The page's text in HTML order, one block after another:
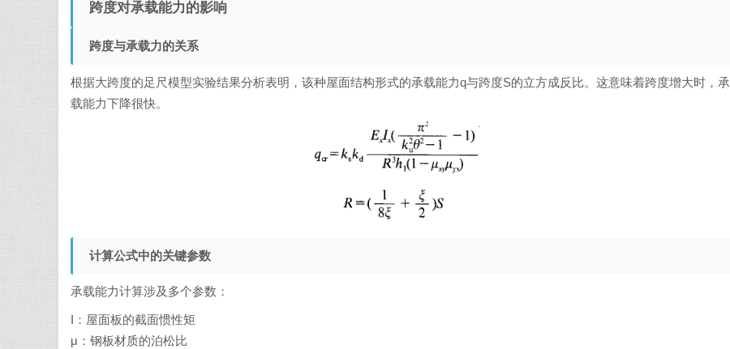
跨度对承载能力的影响
跨度与承载力的关系
根据大跨度的足尺模型实验结果分析表明，该种屋面结构形式的承载能力q与跨度S的立方成反比。这意味着跨度增大时，承
载能力下降很快。
计算公式中的关键参数
承载能力计算涉及多个参数：
I：屋面板的截面惯性矩
μ：钢板材质的泊松比